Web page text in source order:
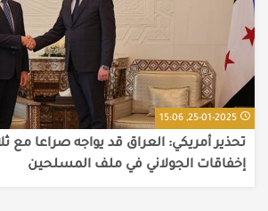
25-01-2025, 15:06
تحذير أمريكي: العراق قد يواجه صراعا
إخفاقات الجولاني في ملف المسلحين